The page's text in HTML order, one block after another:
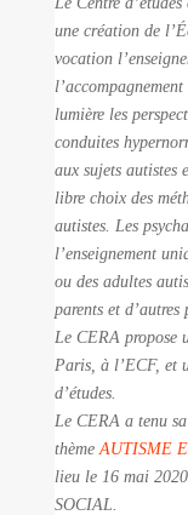
une création de
vocation
lumière les
conduites
aux sujets
libre choix des
autistes. Les
l’enseignement
ou des adultes
parents et d’autres
Le CERA propose
Paris, à l’ECF, et
d’études.
Le CERA a tenu
thème AUTISME
lieu le 16 mai
SOCIAL.